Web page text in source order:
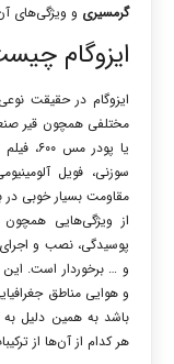
گرمسیری و ویژگی‌های
ایزوگام
ایزوگام در حقیقت
مختلفی همچون قیر صنعتی ۷۰/۶۰، اتکتیک
یا
سوزنی، فویل
مقاومت بسیار خوبی در
از ویژگی‌هایی همچون
پوسیدگی، نصب و
و … برخوردار است. این
و هوایی مناطق
باشد به همین دلیل
هر کدام از آن‌ها از